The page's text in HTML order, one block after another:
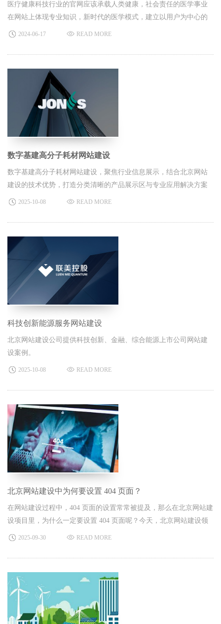
医疗健康科技行业的官网应该承载人类健康，社会责任的医学事业
在网站上体现专业知识，新时代的医学模式，建立以用户为中心的
站点。展示严谨权威、现代医疗科技、医学的品牌官网形象。北京
案。
2024-06-17 READ MORE
数字基建高分子耗材网站建设
数字基建高分子耗材网站建设，聚焦行业信息展示，结合北京网站
建设的技术优势，打造分类清晰的产品展示区与专业应用解决方案
板块，让用户高效获取产品、服务信息。
2025-10-08 READ MORE
科技创新能源服务网站建设
北京网站建设公司提供科技创新、金融、综合能源上市公司网站建
设案例。
2025-10-08 READ MORE
北京网站建设中为何要设置 404 页面？
在网站建设过程中，404 页面的设置常常被提及，那么在北京网站建
设项目里，为什么一定要设置 404 页面呢？今天，北京网站建设领
域的专家就来为大家详细解读设置 404 页面的必要性。​
2025-09-30 READ MORE